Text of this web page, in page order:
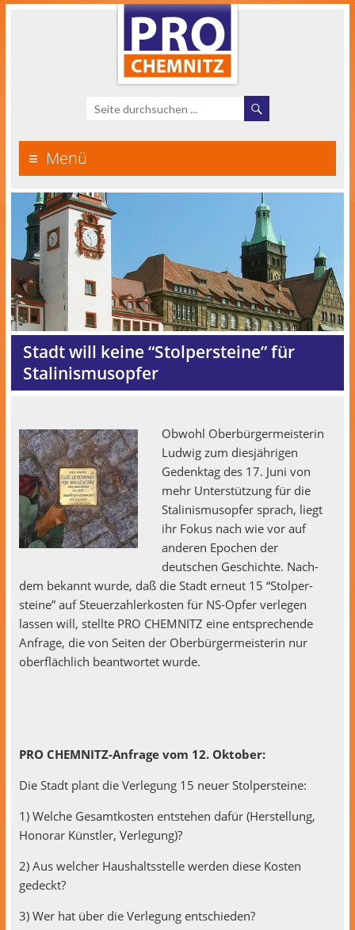
Menü
Stadt will keine “Stolpersteine” für
Stalinismusopfer
Obwohl Ober­bürg­er­meis­terin
Lud­wig zum diesjähri­gen
Gedenk­tag des 17. Juni von
mehr Unter­stützung für die
Stal­in­is­mu­sopfer sprach, liegt
ihr Fokus nach wie vor auf
anderen Epochen der
deutschen Geschichte. Nach­
dem bekan­nt wurde, daß die Stadt erneut 15 “Stolper­
steine” auf Steuerzahlerkosten für NS-Opfer ver­legen
lassen will, stellte PRO CHEMNITZ eine entsprechende
Anfrage, die von Seit­en der Ober­bürg­er­meis­terin nur
ober­fläch­lich beant­wortet wurde.
PRO CHEM­NITZ-Anfrage vom 12. Oktober:
Die Stadt plant die Ver­legung 15 neuer Stolpersteine:
1) Welche Gesamtkosten entste­hen dafür (Her­stel­lung,
Hon­o­rar Kün­stler, Verlegung)?
2) Aus welch­er Haushaltsstelle wer­den diese Kosten
gedeckt?
3) Wer hat über die Ver­legung entschieden?